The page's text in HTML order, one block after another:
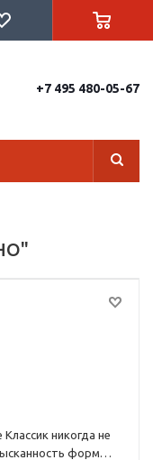
+7 495 480-05-67
никогда не
форм